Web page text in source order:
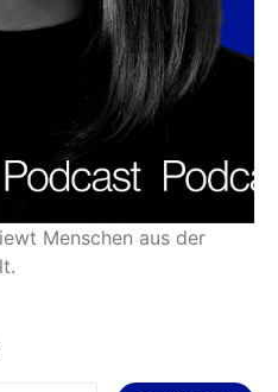
Menschen aus der